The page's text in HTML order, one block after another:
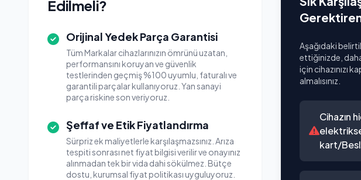
Edilmeli?
Orijinal Yedek Parça Garantisi
Tüm Markalar cihazlarınızın ömrünü uzatan,
performansını koruyan ve güvenlik
testlerinden geçmiş %100 uyumlu, faturalı ve
garantili parçalar kullanıyoruz. Yan sanayi
parça riskine son veriyoruz.
Şeffaf ve Etik Fiyatlandırma
Sürpriz ek maliyetlerle karşılaşmazsınız. Arıza
tespiti sonrası net fiyat bilgisi verilir ve onayınız
alınmadan tek bir vida dahi sökülmez. Bütçe
dostu, kurumsal fiyat politikası uyguluyoruz.
Aşağıdaki
ettiğinizde,
için cihazınızı
almalısınız.
Cihazın
kart/